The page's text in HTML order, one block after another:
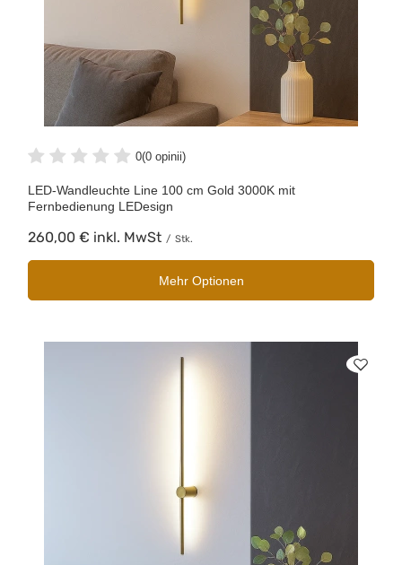
0(0 opinii)
LED-Wandleuchte Line 100 cm Gold 3000K mit
Fernbedienung LEDesign
260,00 € inkl. MwSt / Stk.
Mehr Optionen